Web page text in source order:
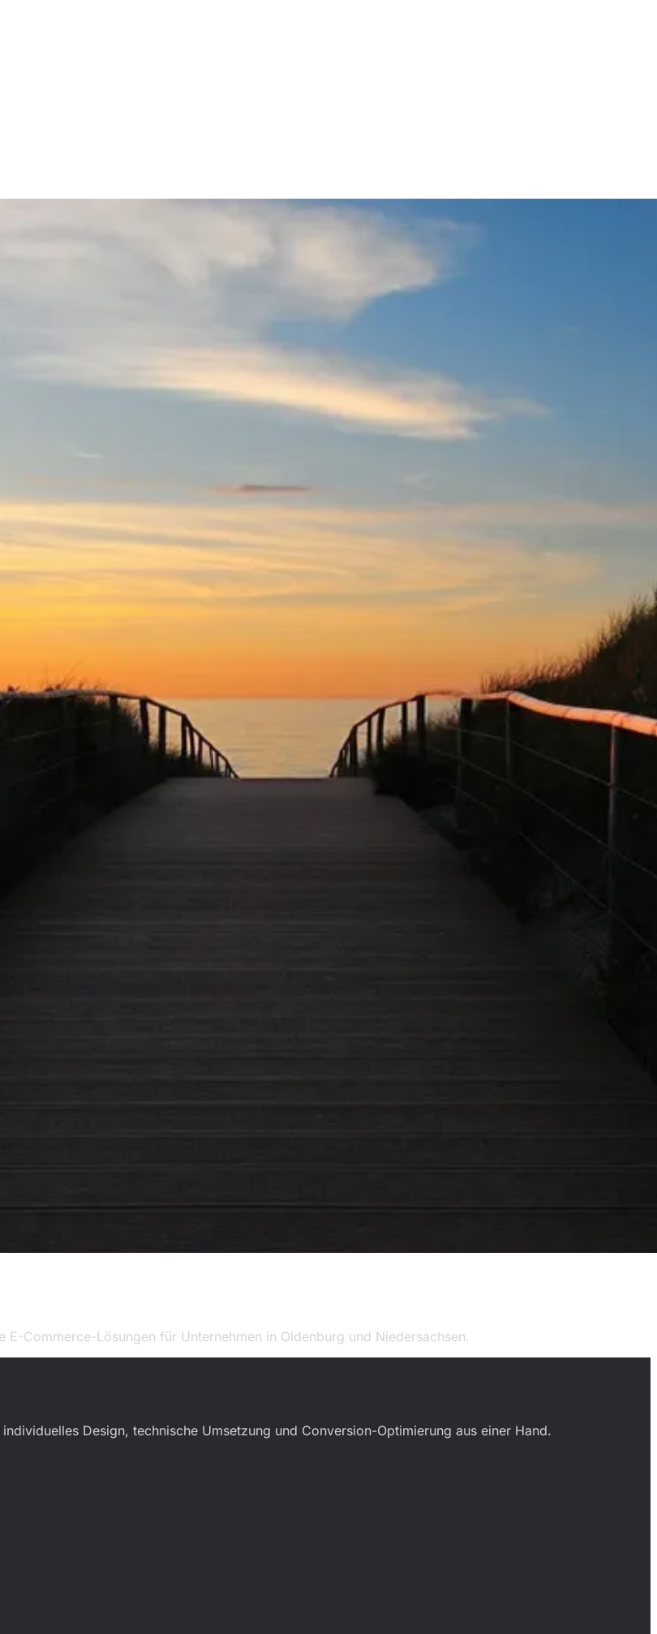
Commerce-Lösungen für Unternehmen in Oldenburg und Niedersachsen.
Design, technische Umsetzung und Conversion-Optimierung aus einer Hand.